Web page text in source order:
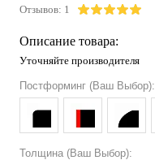
Отзывов: 1
Описание товара:
Уточняйте производителя
Постформинг (Ваш Выбор):
Толщина (Ваш Выбор):